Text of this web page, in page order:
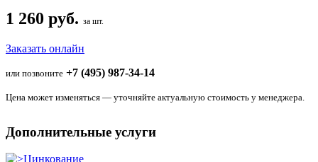
1 260 руб. за шт.
Заказать онлайн
или позвоните +7 (495) 987-34-14
Цена может изменяться — уточняйте актуальную стоимость у менеджера.
Дополнительные услуги